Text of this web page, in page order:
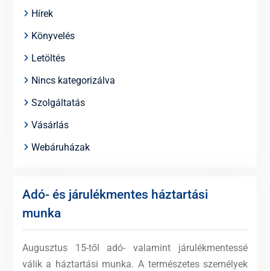
Hírek
Könyvelés
Letöltés
Nincs kategorizálva
Szolgáltatás
Vásárlás
Webáruházak
Adó- és járulékmentes háztartási
munka
Augusztus 15-től adó- valamint járulékmentessé
válik a háztartási munka. A természetes személyek